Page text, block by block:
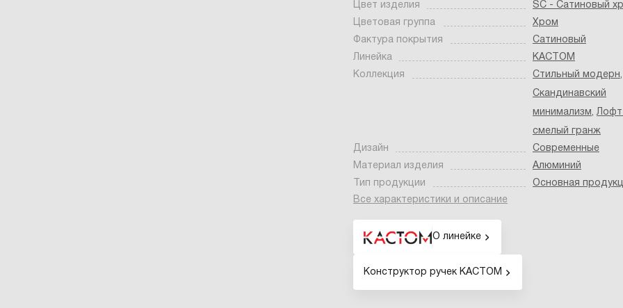
Цвет изделия
SC - Сатиновый
Цветовая группа
Хром
Фактура покрытия
Сатиновый
Линейка
КАСТОМ
Коллекция
Стильный модерн,
Скандинавский
минимализм,Лофт
смелый гранж
Дизайн
Современные
Материал изделия
Алюминий
Тип продукции
Основная
Все характеристики и описание
О линейке
Конструктор ручек КАСТОМ